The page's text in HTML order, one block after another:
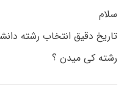
سلام
تاریخ دقیق انتخاب رشته
رشته کی میدن ؟